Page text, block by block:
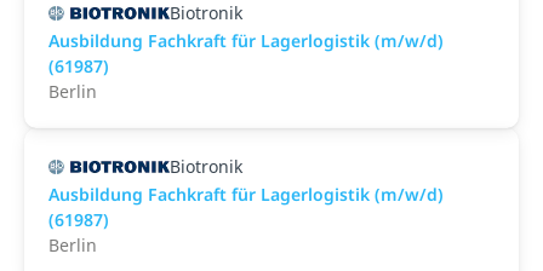
Biotronik
Ausbildung Fachkraft für Lagerlogistik (m/w/d)
(61987)
Berlin
Biotronik
Ausbildung Fachkraft für Lagerlogistik (m/w/d)
(61987)
Berlin